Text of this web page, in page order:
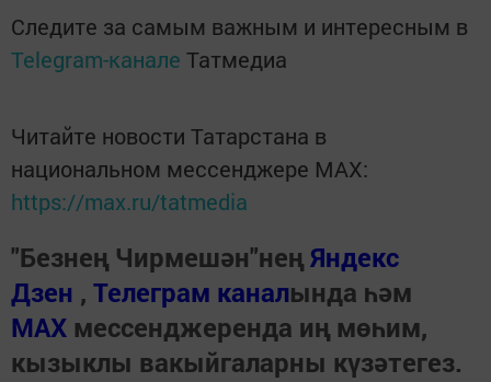
Следите за самым важным и интересным в
Telegram-канале Татмедиа
Читайте новости Татарстана в
национальном мессенджере MАХ:
https://max.ru/tatmedia
"Безнең Чирмешән"неңЯндекс
Дзен , Телеграм каналында һәм
МАХ мессенджеренда иң мөһим,
кызыклы вакыйгаларны күзәтегез.